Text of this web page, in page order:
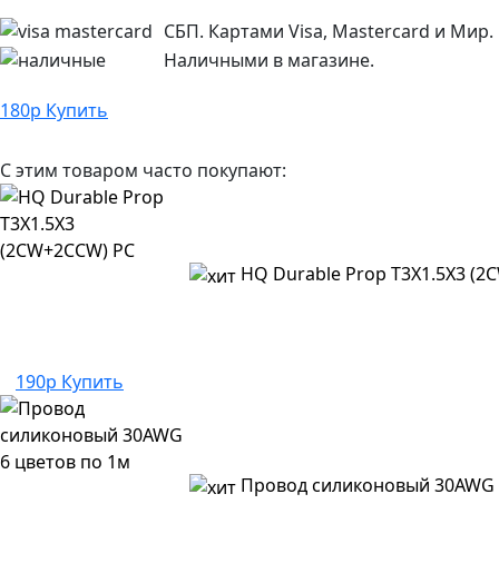
СБП. Картами Visa, Mastercard и Мир.
Наличными в магазине.
180р Купить
С этим товаром часто покупают:
HQ Durable Prop T3X1.5X3
190р Купить
Провод силиконовый